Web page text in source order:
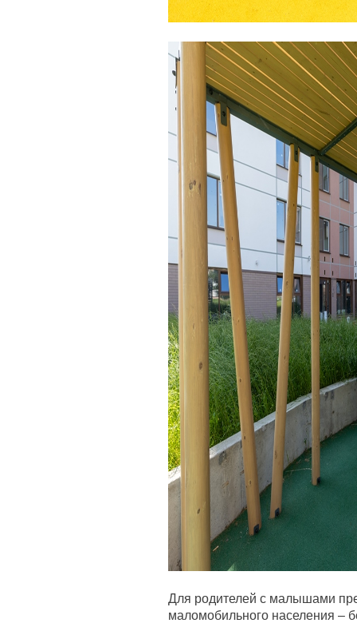
Для родителей с малышами
маломобильного населения –